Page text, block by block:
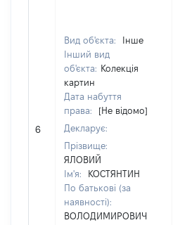
6
Вид об'єкта:
Інше
Інший вид
об'єкта: Колекція
картин
Дата набуття
права:
[Не відомо]
Декларує:
Прізвище:
ЯЛОВИЙ
Ім'я:
КОСТЯНТИН
По батькові (за
наявності):
ВОЛОДИМИРОВИЧ